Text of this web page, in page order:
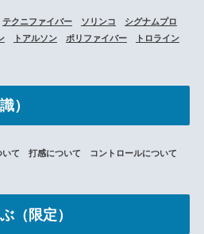
テクニファイバー ソリンコ
シグナムプロ
トアルソン ポリファイバー
トロライン
）
いて 打感について コントロールについて
（限定）